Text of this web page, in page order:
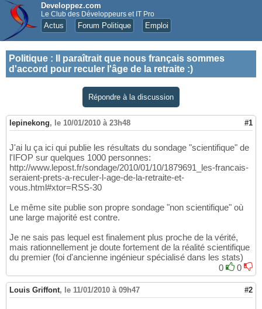
Developpez.com
Le Club des Développeurs et IT Pro
Actus Forum Politique Emploi
Politique :
Il paraîtrait que nous français sommes
d'accord pour reculer l'âge de la retraite :)
Répondre à la discussion
lepinekong, le 10/01/2010 à 23h48 #1
J'ai lu ça ici qui publie les résultats du sondage "scientifique" de
l'IFOP sur quelques 1000 personnes:
http://www.lepost.fr/sondage/2010/01/10/1879691_les-francais-
seraient-prets-a-reculer-l-age-de-la-retraite-et-
vous.html#xtor=RSS-30
Le même site publie son propre sondage "non scientifique" où
une large majorité est contre.
Je ne sais pas lequel est finalement plus proche de la vérité,
mais rationnellement je doute fortement de la réalité scientifique
du premier (foi d'ancienne ingénieur spécialisé dans les stats)
0
0
Louis Griffont, le 11/01/2010 à 09h47 #2